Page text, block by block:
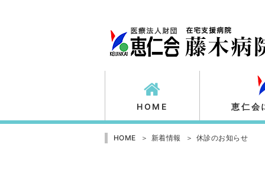
HOME 恵仁会
HOME 新着情報 休診のお知らせ